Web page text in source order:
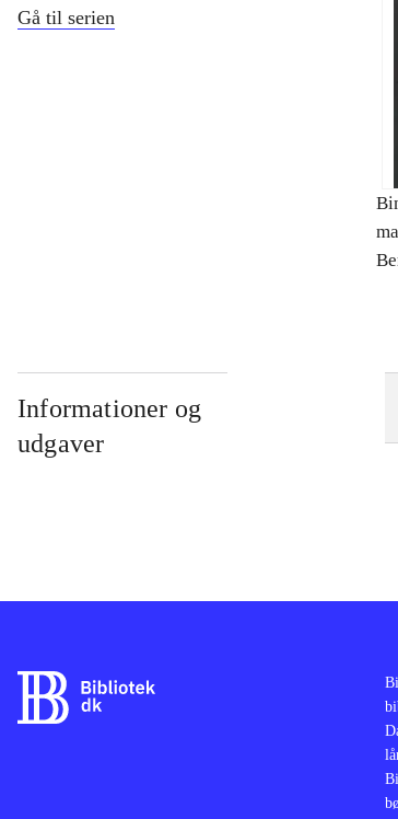
Gå til serien
Informationer og
udgaver